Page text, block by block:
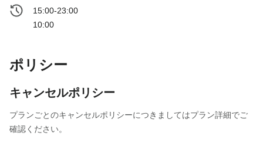
15:00-23:00
10:00
ポリシー
キャンセルポリシー
プランごとのキャンセルポリシーにつきましてはプラン詳細でご
確認ください。